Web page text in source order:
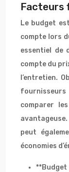
Facteurs
Le budget
compte lors
essentiel de
compte du
l’entretien.
comparer
peut
économies